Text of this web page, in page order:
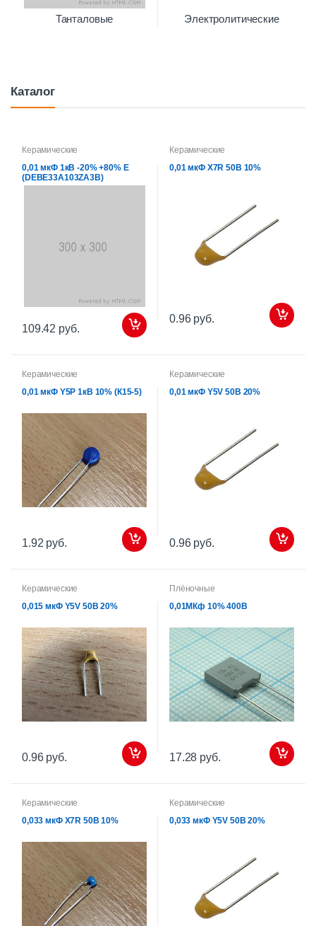
Танталовые Электролитические
Каталог
Керамические
0,01 мкФ 1кВ -20% +80% Е
(DEBE33A103ZA3B)
109.42 руб.
Керамические
0,01 мкФ X7R 50В 10%
0.96 руб.
Керамические
0,01 мкФ Y5P 1кВ 10% (К15-5)
1.92 руб.
Керамические
0,01 мкФ Y5V 50В 20%
0.96 руб.
Керамические
0,015 мкФ Y5V 50В 20%
0.96 руб.
Плёночные
0,01МКф 10% 400В
17.28 руб.
Керамические
0,033 мкФ X7R 50В 10%
Керамические
0,033 мкФ Y5V 50В 20%